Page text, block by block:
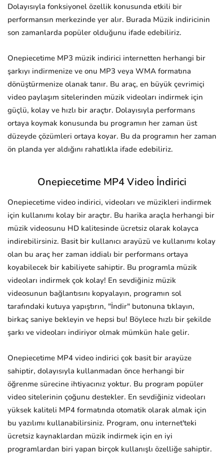
Dolayısıyla fonksiyonel özellik konusunda etkili bir
performansın merkezinde yer alır. Burada Müzik indiricinin
son zamanlarda popüler olduğunu ifade edebiliriz.
Onepiecetime MP3 müzik indirici internetten herhangi bir
şarkıyı indirmenize ve onu MP3 veya WMA formatına
dönüştürmenize olanak tanır. Bu araç, en büyük çevrimiçi
video paylaşım sitelerinden müzik videoları indirmek için
güçlü, kolay ve hızlı bir araçtır. Dolayısıyla performans
ortaya koymak konusunda bu programın her zaman üst
düzeyde çözümleri ortaya koyar. Bu da programın her zaman
ön planda yer aldığını rahatlıkla ifade edebiliriz.
Onepiecetime MP4 Video İndirici
Onepiecetime video indirici, videoları ve müzikleri indirmek
için kullanımı kolay bir araçtır. Bu harika araçla herhangi bir
müzik videosunu HD kalitesinde ücretsiz olarak kolayca
indirebilirsiniz. Basit bir kullanıcı arayüzü ve kullanımı kolay
olan bu araç her zaman iddialı bir performans ortaya
koyabilecek bir kabiliyete sahiptir. Bu programla müzik
videoları indirmek çok kolay! En sevdiğiniz müzik
videosunun bağlantısını kopyalayın, programın sol
tarafındaki kutuya yapıştırın, "İndir" butonuna tıklayın,
birkaç saniye bekleyin ve hepsi bu! Böylece hızlı bir şekilde
şarkı ve videoları indiriyor olmak mümkün hale gelir.
Onepiecetime MP4 video indirici çok basit bir arayüze
sahiptir, dolayısıyla kullanmadan önce herhangi bir
öğrenme sürecine ihtiyacınız yoktur. Bu program popüler
video sitelerinin çoğunu destekler. En sevdiğiniz videoları
yüksek kaliteli MP4 formatında otomatik olarak almak için
bu yazılımı kullanabilirsiniz. Program, onu internet'teki
ücretsiz kaynaklardan müzik indirmek için en iyi
programlardan biri yapan birçok kullanışlı özelliğe sahiptir.